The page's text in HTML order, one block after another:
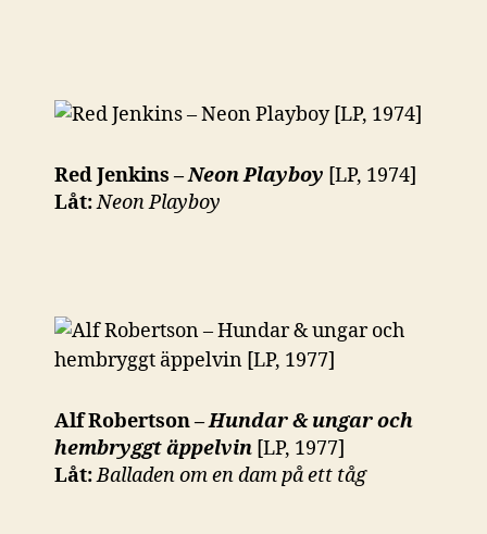
Red Jenkins –Neon Playboy [LP, 1974]
Låt:Neon Playboy
Alf Robertson –Hundar & ungar och
hembryggt äppelvin [LP, 1977]
Låt:Balladen om en dam på ett tåg